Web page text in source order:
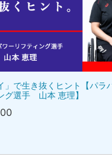
」で生き抜くヒント【パラ
グ選手 山本 恵理】